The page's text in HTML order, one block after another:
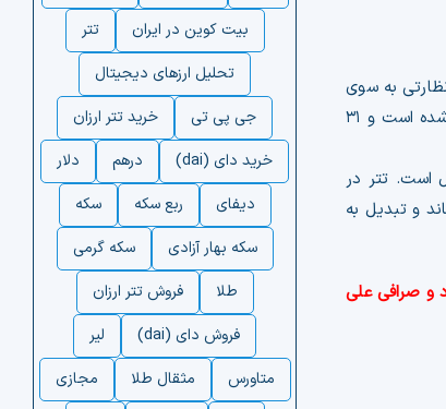
به سوی
این شرکت دراز شده است. تتر چند بار هم به خاطر هک شدن اقدام به بروزرسانی سیستم کرد، مثلا در نوامبر ۲۰۱۷ تتر مدعی بود که هک شده است و ۳۱
است. تتر در
و تبدیل به
و صرافی علی
بیت کوین در ایران
تتر
تحلیل ارزهای دیجیتال
جی پی تی
خرید تتر ارزان
خرید دای (dai)
درهم
دلار
دیفای
ربع سکه
سکه
سکه بهار آزادی
سکه گرمی
طلا
فروش تتر ارزان
فروش دای (dai)
لیر
متاورس
مثقال طلا
مجازی